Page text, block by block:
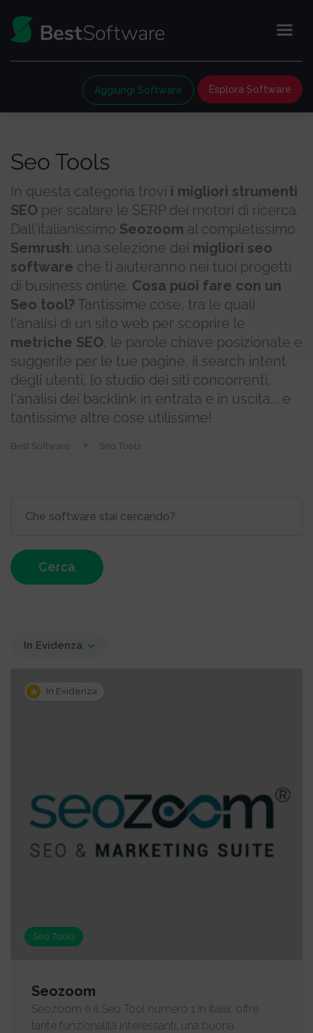
Esplora Software
Aggiungi Software
Seo Tools
In questa categoria trovi i migliori strumenti
SEO per scalare le SERP dei motori di ricerca.
Dall'italianissimo Seozoom al completissimo
Semrush: una selezione dei migliori seo
software che ti aiuteranno nei tuoi progetti
di business online. Cosa puoi fare con un
Seo tool? Tantissime cose, tra le quali
l'analisi di un sito web per scoprire le
metriche SEO, le parole chiave posizionate e
suggerite per le tue pagine, il search intent
degli utenti, lo studio dei siti concorrenti,
l'analisi dei backlink in entrata e in uscita... e
tantissime altre cose utilissime!
Best Software Seo Tools
Cerca
In Evidenza
In Evidenza
Seo Tools
Seozoom
Seozoom è il Seo Tool numero 1 in Italia: offre
tante funzionalità interessanti, una buona